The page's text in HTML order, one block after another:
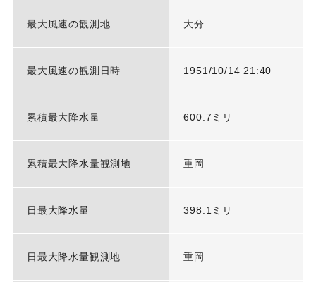
最大風速の観測地 大分
最大風速の観測日時 1951/10/14 21:40
累積最大降水量 600.7ミリ
累積最大降水量観測地 重岡
日最大降水量 398.1ミリ
日最大降水量観測地 重岡